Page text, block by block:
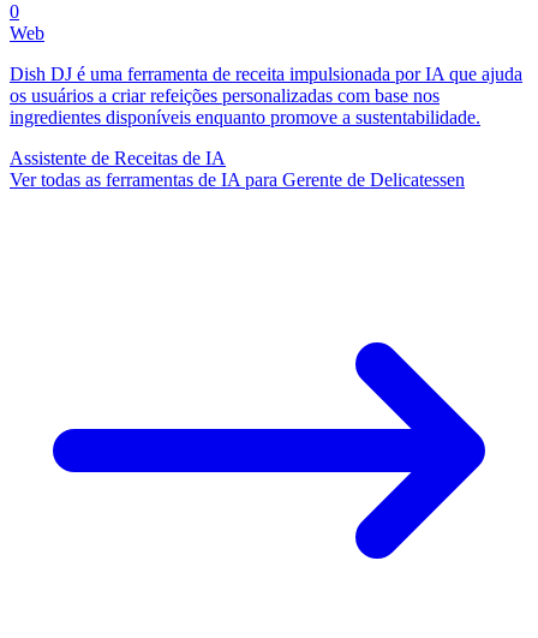
0
Web
Dish DJ é uma ferramenta de receita impulsionada por IA que ajuda
os usuários a criar refeições personalizadas com base nos
ingredientes disponíveis enquanto promove a sustentabilidade.
Assistente de Receitas de IA
Ver todas as ferramentas de IA para Gerente de Delicatessen